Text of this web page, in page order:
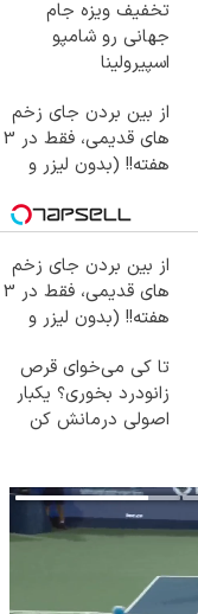
تخفیف ویزه جام
جهانی رو شامپو
اسپیرولینا
از بین بردن جای زخم
های قدیمی، فقط در 3
هفته!! (بدون لیزر و
از بین بردن جای زخم
های قدیمی، فقط در 3
هفته!! (بدون لیزر و
تا کی می‌خوای قرص
زانودرد بخوری؟ یکبار
اصولی درمانش کن